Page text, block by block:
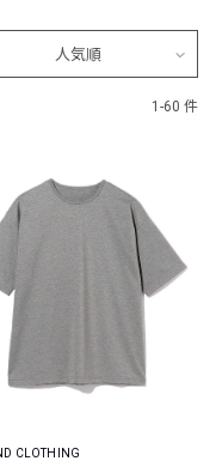
人気順
1-60 件
CLOTHING